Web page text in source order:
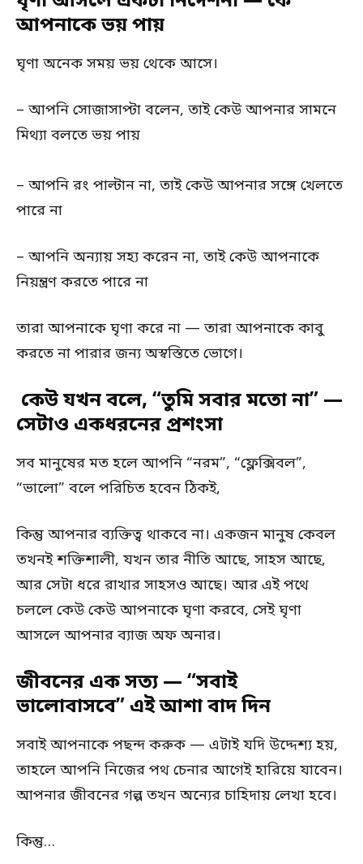
আপনাকে ভয় পায়
ঘৃণা অনেক সময় ভয় থেকে আসে।
– আপনি সোজাসাপ্টা বলেন, তাই কেউ আপনার সামনে
মিথ্যা বলতে ভয় পায়
– আপনি রং পাল্টান না, তাই কেউ আপনার সঙ্গে খেলতে
পারে না
– আপনি অন্যায় সহ্য করেন না, তাই কেউ আপনাকে
নিয়ন্ত্রণ করতে পারে না
তারা আপনাকে ঘৃণা করে না — তারা আপনাকে কাবু
করতে না পারার জন্য অস্বস্তিতে ভোগে।
কেউ যখন বলে, “তুমি সবার মতো না” —
সেটাও একধরনের প্রশংসা
সব মানুষের মত হলে আপনি “নরম”, “ফ্লেক্সিবল”,
“ভালো” বলে পরিচিত হবেন ঠিকই,
কিন্তু আপনার ব্যক্তিত্ব থাকবে না। একজন মানুষ কেবল
তখনই শক্তিশালী, যখন তার নীতি আছে, সাহস আছে,
আর সেটা ধরে রাখার সাহসও আছে। আর এই পথে
চললে কেউ কেউ আপনাকে ঘৃণা করবে, সেই ঘৃণা
আসলে আপনার ব্যাজ অফ অনার।
জীবনের এক সত্য — “সবাই
ভালোবাসবে” এই আশা বাদ দিন
সবাই আপনাকে পছন্দ করুক — এটাই যদি উদ্দেশ্য হয়,
তাহলে আপনি নিজের পথ চেনার আগেই হারিয়ে যাবেন।
আপনার জীবনের গল্প তখন অন্যের চাহিদায় লেখা হবে।
কিন্তু…